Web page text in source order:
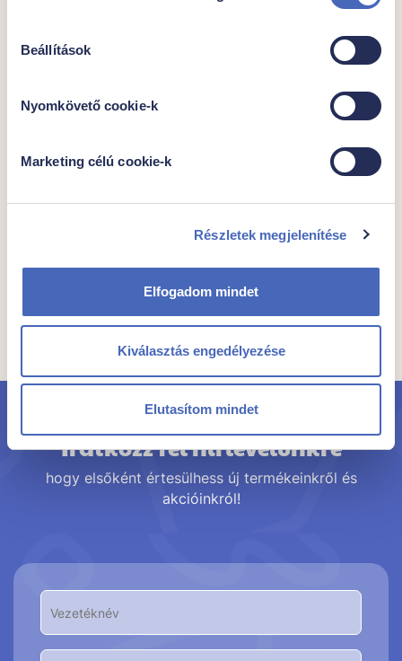
Beállítások
Nyomkövető cookie-k
Marketing célú cookie-k
Részletek megjelenítése
Elfogadom mindet
Kiválasztás engedélyezése
Elutasítom mindet
1999,-Ft/liter
Összes termék a kategóriában
Iratkozz fel hírlevelünkre
hogy elsőként értesülhess új termékeinkről és
akcióinkról!